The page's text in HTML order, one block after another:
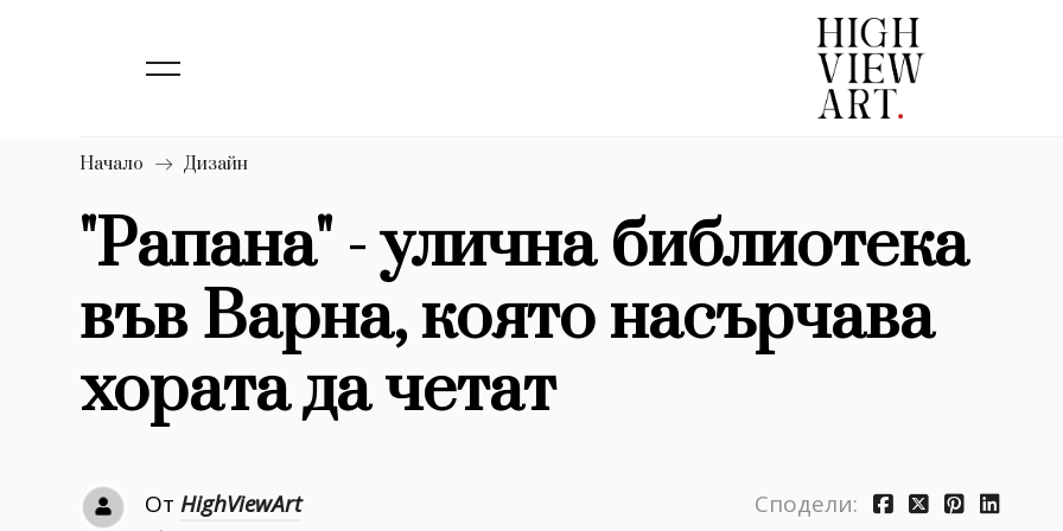
1633
Dialogue
Изкуство
4340
Красота 777
Дизайн 1272
Книги 1188
30+
1710
Начало Дизайн
"Рапана" - улична библиотека
във Варна, която насърчава
хората да четат
От HighViewArt Сподели: